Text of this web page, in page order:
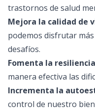
trastornos de salud
Mejora la calidad de
podemos disfrutar
desafíos.
Fomenta la resiliencia
manera efectiva las
Incrementa la
control de nuestro